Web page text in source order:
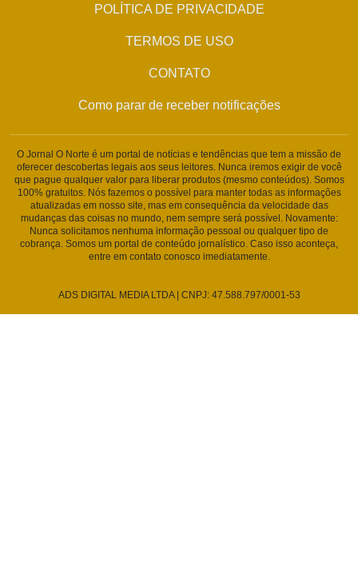
POLÍTICA DE PRIVACIDADE
TERMOS DE USO
CONTATO
Como parar de receber notificações
O Jornal O Norte é um portal de notícias e tendências que tem a missão de
oferecer descobertas legais aos seus leitores. Nunca iremos exigir de você
que pague qualquer valor para liberar produtos (mesmo conteúdos). Somos
100% gratuitos. Nós fazemos o possível para manter todas as informações
atualizadas em nosso site, mas em consequência da velocidade das
mudanças das coisas no mundo, nem sempre será possível. Novamente:
Nunca solicitamos nenhuma informação pessoal ou qualquer tipo de
cobrança. Somos um portal de conteúdo jornalístico. Caso isso aconteça,
entre em contato conosco imediatamente.
ADS DIGITAL MEDIA LTDA | CNPJ: 47.588.797/0001-53